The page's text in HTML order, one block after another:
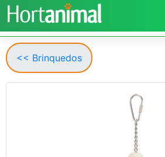
<< Brinquedos